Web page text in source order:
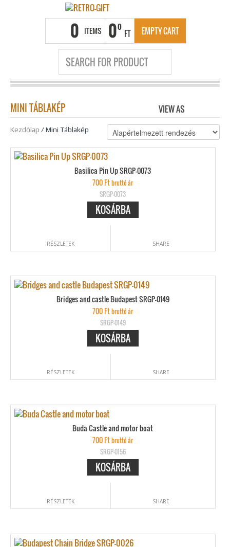
0 ITEMS 00
FT EMPTY CART
MINI TÁBLAKÉP VIEW AS
Kezdőlap / Mini Táblakép
Basilica Pin Up SRGP-0073
700Ftbruttó ár
SRGP-0073
KOSÁRBA
RÉSZLETEK SHARE
Bridges and castle Budapest SRGP-0149
700Ftbruttó ár
SRGP-0149
KOSÁRBA
RÉSZLETEK SHARE
Buda Castle and motor boat
700Ftbruttó ár
SRGP-0156
KOSÁRBA
RÉSZLETEK SHARE